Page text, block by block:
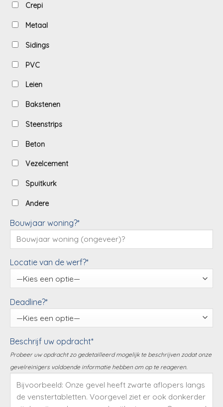
Crepi
Metaal
Sidings
PVC
Leien
Bakstenen
Steenstrips
Beton
Vezelcement
Spuitkurk
Andere
Bouwjaar woning?*
Locatie van de werf?*
Deadline?*
Beschrijf uw opdracht*
Probeer uw opdracht zo gedetailleerd mogelijk te beschrijven zodat onze
gevelreinigers voldoende informatie hebben om op te reageren.